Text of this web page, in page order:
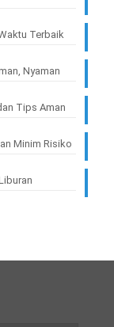
Terbaik
Nyaman
Tips Aman
Minim Risiko